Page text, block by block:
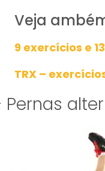
Veja
9 exercícios e
TRX –
Pernas